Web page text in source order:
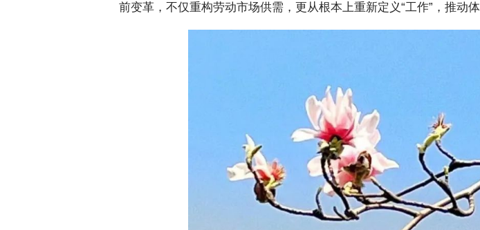
前变革，不仅重构劳动市场供需，更从根本上重新定义“工作”，推动